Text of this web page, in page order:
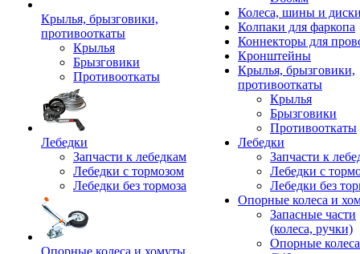
Крылья, брызговики,
противооткаты
Крылья
Брызговики
Противооткаты
Лебедки
Запчасти к лебедкам
Лебедки с тормозом
Лебедки без тормоза
Опорные колеса и хомуты
Колеса, шины и
Колпаки для фаркопа
Коннекторы для
Кронштейны
Крылья, брызговики,
противооткаты
Крылья
Брызговики
Противооткаты
Лебедки
Запчасти к
Лебедки с
Лебедки без
Опорные колеса и
Запасные части
(колеса, ручки)
Опорные колеса